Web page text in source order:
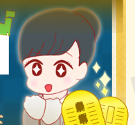
都道府県別の古銭買取業者